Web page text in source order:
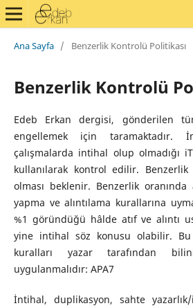
Ana Sayfa / Benzerlik Kontrolü Politikası
Benzerlik Kontrolü
Edeb Erkan dergisi, gönderilen
engellemek için taramaktadır.
çalışmalarda intihal olup olmadığı
kullanılarak kontrol edilir. Benzerlik
olması beklenir. Benzerlik oranında
yapma ve alıntılama kurallarına
%1 göründüğü hâlde atıf ve alıntı
yine intihal söz konusu olabilir. Bu
kuralları yazar tarafından
uygulanmalıdır: APA7
İntihal, duplikasyon, sahte